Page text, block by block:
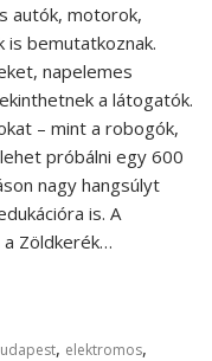
autók, motorok,
is bemutatkoznak.
napelemes
a látogatók.
– mint a robogók,
próbálni egy 600
nagy hangsúlyt
is. A
Zöldkerék…
, elektromos,